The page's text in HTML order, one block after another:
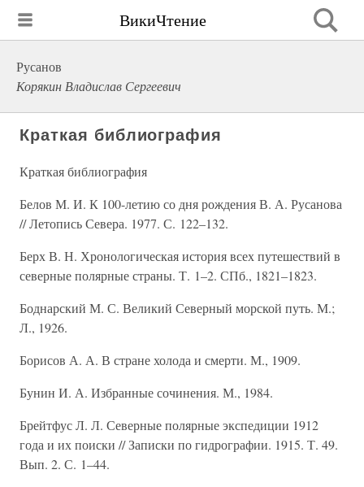
ВикиЧтение
Русанов
Корякин Владислав Сергеевич
Краткая библиография
Краткая библиография
Белов М. И. К 100-летию со дня рождения В. А. Русанова
// Летопись Севера. 1977. С. 122–132.
Берх В. Н. Хронологическая история всех путешествий в
северные полярные страны. Т. 1–2. СПб., 1821–1823.
Боднарский М. С. Великий Северный морской путь. М.;
Л., 1926.
Борисов А. А. В стране холода и смерти. М., 1909.
Бунин И. А. Избранные сочинения. М., 1984.
Брейтфус Л. Л. Северные полярные экспедиции 1912
года и их поиски // Записки по гидрографии. 1915. Т. 49.
Вып. 2. С. 1–44.